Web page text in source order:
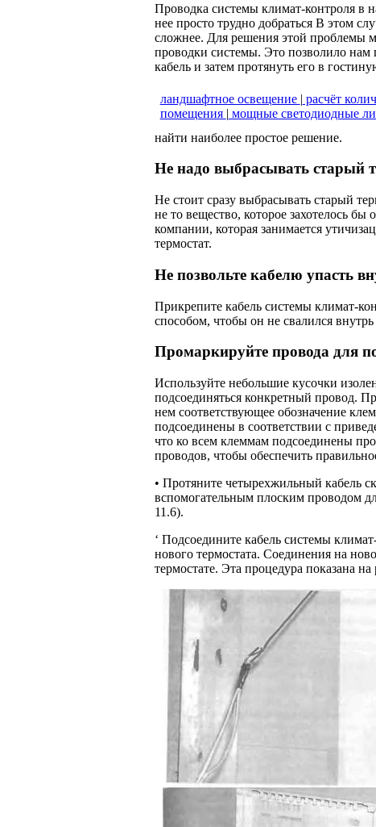
Проводка системы климат-контроля в
нее просто трудно добраться В этом
сложнее. Для решения этой проблемы
проводки системы. Это позволи­ло нам
кабель и затем протянуть его в
ландшафтное освещение | расчёт
помещения | мощные светодиодные
найти наиболее простое решение.
Не надо выбрасывать старый
Не стоит сразу выбрасывать старый
не то вещество, которое захотелось
компании, ко­торая занимается
термостат.
Не позвольте кабелю упасть
Прикрепите кабель системы климат-
способом, чтобы он не свалился
Промаркируйте провода для
Используйте небольшие кусочки
подсоединяться конкретный провод.
нем соответствующее обозначение
подсоединены в соответствии с
что ко всем клеммам подсоединены
проводов, чтобы обеспечить
• Протяните четырехжильный кабель
вспомогательным плоским проводом
11.6).
‘ Подсоедините кабель системы
нового термостата. Соединения на
термостате. Эта процедура показана на